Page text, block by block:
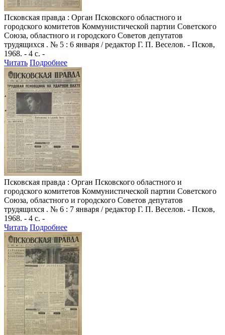
Псковская правда : Орган Псковского областного и
городского комитетов Коммунистической партии Советского
Союза, областного и городского Советов депутатов
трудящихся . № 5 : 6 января / редактор Г. П. Веселов. - Псков,
1968. - 4 с. -
Читать Подробнее
Псковская правда : Орган Псковского областного и
городского комитетов Коммунистической партии Советского
Союза, областного и городского Советов депутатов
трудящихся . № 6 : 7 января / редактор Г. П. Веселов. - Псков,
1968. - 4 с. -
Читать Подробнее